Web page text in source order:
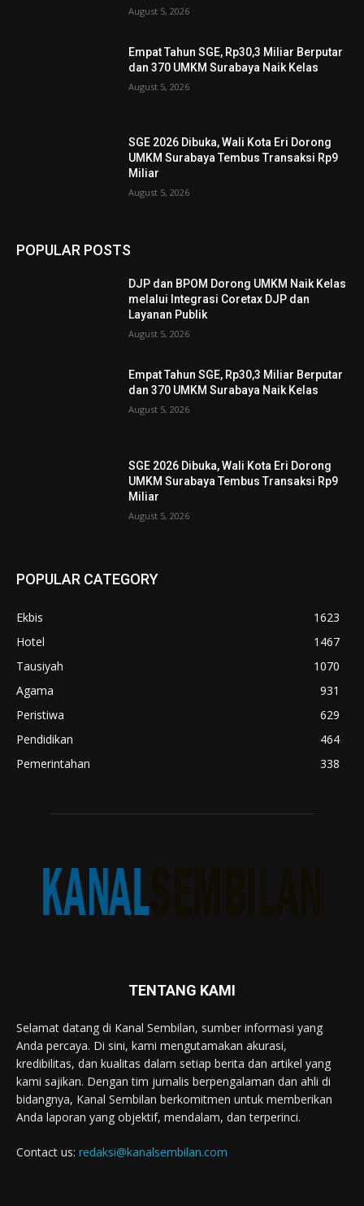
August 5, 2026
Empat Tahun SGE, Rp30,3 Miliar Berputar
dan 370 UMKM Surabaya Naik Kelas
August 5, 2026
SGE 2026 Dibuka, Wali Kota Eri Dorong
UMKM Surabaya Tembus Transaksi Rp9
Miliar
August 5, 2026
POPULAR POSTS
DJP dan BPOM Dorong UMKM Naik Kelas
melalui Integrasi Coretax DJP dan
Layanan Publik
August 5, 2026
Empat Tahun SGE, Rp30,3 Miliar Berputar
dan 370 UMKM Surabaya Naik Kelas
August 5, 2026
SGE 2026 Dibuka, Wali Kota Eri Dorong
UMKM Surabaya Tembus Transaksi Rp9
Miliar
August 5, 2026
POPULAR CATEGORY
Ekbis
1623
Hotel
1467
Tausiyah
1070
Agama
931
Peristiwa
629
Pendidikan
464
Pemerintahan
338
TENTANG KAMI
Selamat datang di Kanal Sembilan, sumber informasi yang
Anda percaya. Di sini, kami mengutamakan akurasi,
kredibilitas, dan kualitas dalam setiap berita dan artikel yang
kami sajikan. Dengan tim jurnalis berpengalaman dan ahli di
bidangnya, Kanal Sembilan berkomitmen untuk memberikan
Anda laporan yang objektif, mendalam, dan terperinci.
Contact us: redaksi@kanalsembilan.com